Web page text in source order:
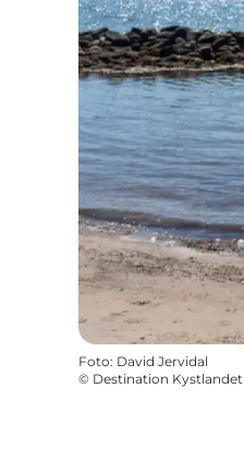
Foto: David Jervidal
© Destination Kystlandet